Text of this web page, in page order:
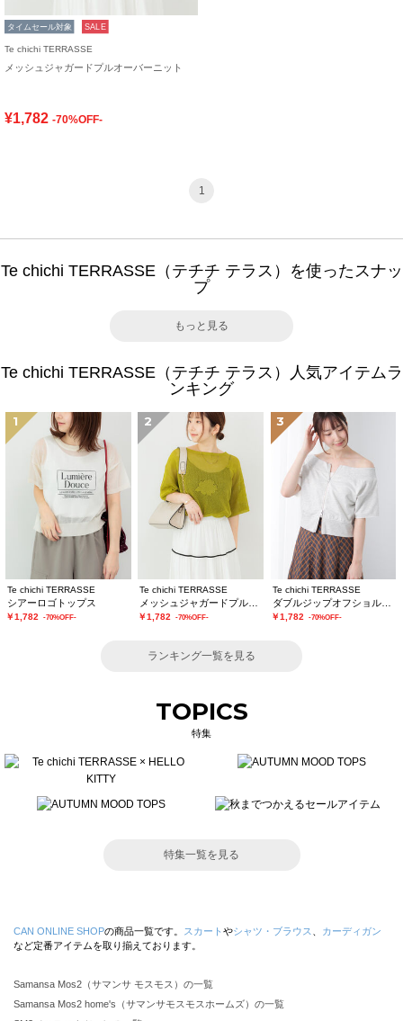
タイムセール対象 SALE
Te chichi TERRASSE
メッシュジャガードプルオーバーニット
¥1,782 -70%OFF-
1
Te chichi TERRASSE（テチチ テラス）を使ったスナッ
プ
もっと見る
Te chichi TERRASSE（テチチ テラス）人気アイテムラ
ンキング
1
Te chichi TERRASSE
シアーロゴトップス
￥1,782 -70%OFF-
2
Te chichi TERRASSE
￥1,782 -70%OFF-
3
Te chichi TERRASSE
ダブルジップオフショルカットトップス
￥1,782 -70%OFF-
ランキング一覧を見る
TOPICS
特集
特集一覧を見る
CAN ONLINE SHOPの商品一覧です。 スカート やシャツ・ブラウス
カーディガン
など定番アイテムを取り揃えております。
Samansa Mos2（サマンサ モスモス）の一覧
Samansa Mos2 home's（サマンサモスモスホームズ）の一覧